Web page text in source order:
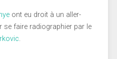
ont eu droit à un aller-
se faire radiographier par le
.